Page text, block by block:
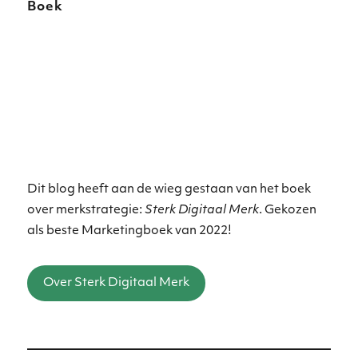
Boek
Dit blog heeft aan de wieg gestaan van het boek
over merkstrategie:Sterk Digitaal Merk. Gekozen
als beste Marketingboek van 2022!
Over Sterk Digitaal Merk